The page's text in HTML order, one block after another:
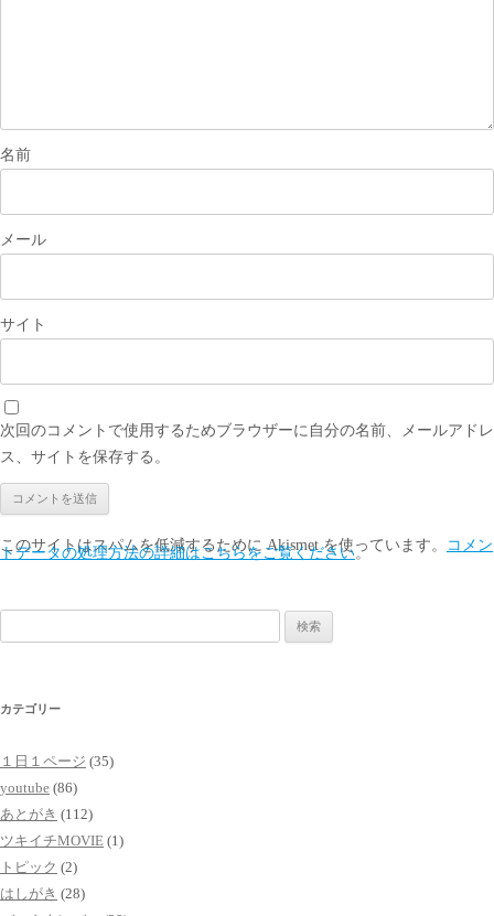
名前
メール
サイト
次回のコメントで使用するためブラウザーに自分の名前、メールアドレ
ス、サイトを保存する。
このサイトはスパムを低減するために Akismet を使っています。 コメン
トデータの処理方法の詳細はこちらをご覧ください。
索:
カテゴリー
１日１ページ (35)
youtube (86)
あとがき (112)
ツキイチMOVIE (1)
トピック (2)
はしがき (28)